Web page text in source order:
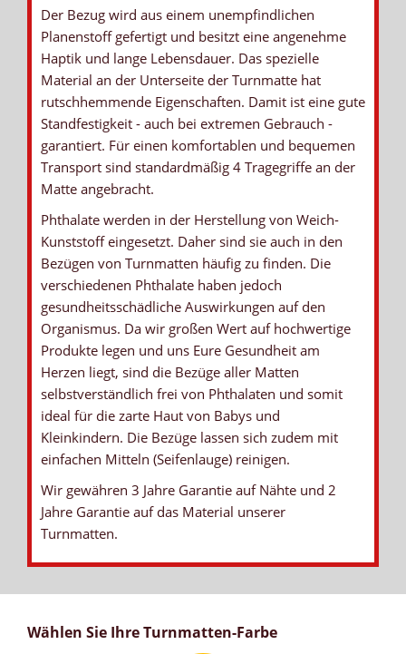
Der Bezug wird aus einem unempfindlichen
Planenstoff gefertigt und besitzt eine angenehme
Haptik und lange Lebensdauer. Das spezielle
Material an der Unterseite der Turnmatte hat
rutschhemmende Eigenschaften. Damit ist eine gute
Standfestigkeit - auch bei extremen Gebrauch -
garantiert. Für einen komfortablen und bequemen
Transport sind standardmäßig 4 Tragegriffe an der
Matte angebracht.
Phthalate werden in der Herstellung von Weich-
Kunststoff eingesetzt. Daher sind sie auch in den
Bezügen von Turnmatten häufig zu finden. Die
verschiedenen Phthalate haben jedoch
gesundheitsschädliche Auswirkungen auf den
Organismus. Da wir großen Wert auf hochwertige
Produkte legen und uns Eure Gesundheit am
Herzen liegt, sind die Bezüge aller Matten
selbstverständlich frei von Phthalaten und somit
ideal für die zarte Haut von Babys und
Kleinkindern. Die Bezüge lassen sich zudem mit
einfachen Mitteln (Seifenlauge) reinigen.
Wir gewähren 3 Jahre Garantie auf Nähte und 2
Jahre Garantie auf das Material unserer
Turnmatten.
Wählen Sie Ihre Turnmatten-Farbe